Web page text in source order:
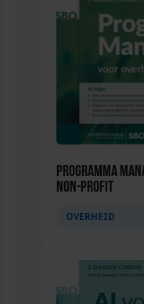
Programma
non-profit
OVERHEID